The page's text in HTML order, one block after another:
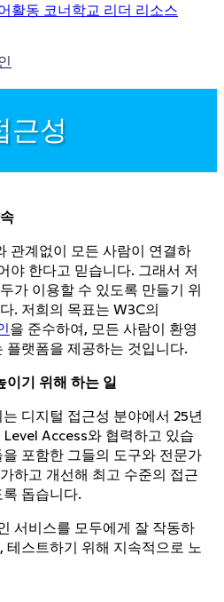
활동 코너학교 리더 리소스
근성
관계없이 모든 사람이 연결하
야 한다고 믿습니다. 그래서 저
가 이용할 수 있도록 만들기 위
. 저희의 목표는 W3C의
을 준수하여, 모든 사람이 환영
플랫폼을 제공하는 것입니다.
기 위해 하는 일
디지털 접근성 분야에서 25년
Access와 협력하고 있습
포함한 그들의 도구와 전문가
하고 개선해 최고 수준의 접근
돕습니다.
서비스를 모두에게 잘 작동하
테스트하기 위해 지속적으로 노